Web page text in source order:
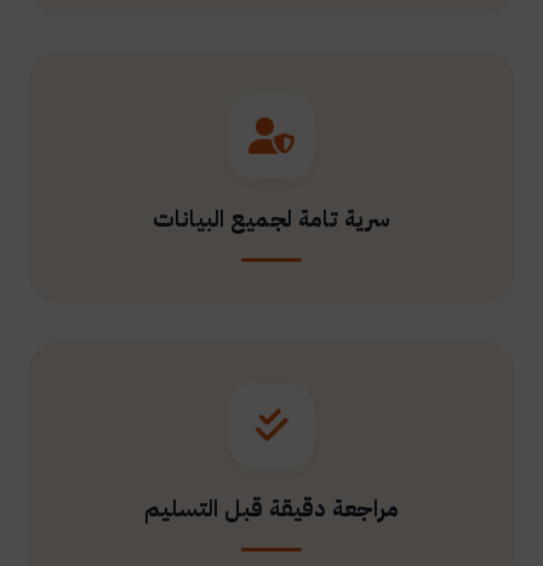
سرية تامة لجميع البيانات
مراجعة دقيقة قبل التسليم